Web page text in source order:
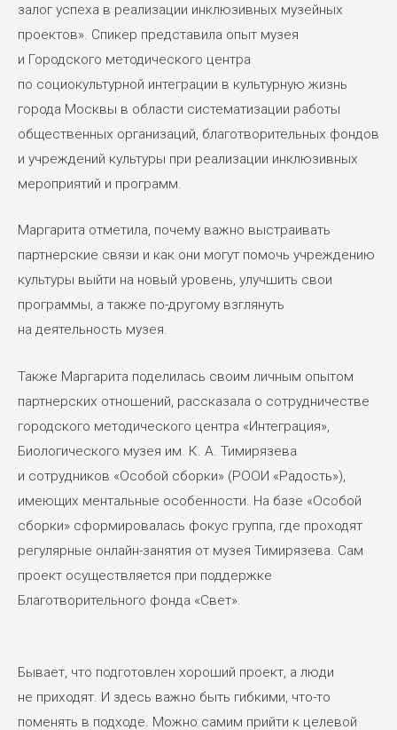
залог успеха в реализации инклюзивных музейных
проектов». Спикер представила опыт музея
и Городского методического центра
по социокультурной интеграции в культурную жизнь
города Москвы в области систематизации работы
общественных организаций, благотворительных фондов
и учреждений культуры при реализации инклюзивных
мероприятий и программ.
Маргарита отметила, почему важно выстраивать
партнерские связи и как они могут помочь учреждению
культуры выйти на новый уровень, улучшить свои
программы, а также по-другому взглянуть
на деятельность музея.
Также Маргарита поделилась своим личным опытом
партнерских отношений, рассказала о сотрудничестве
городского методического центра «Интеграция»,
Биологического музея им. К. А. Тимирязева
и сотрудников «Особой сборки» (РООИ «Радость»),
имеющих ментальные особенности. На базе «Особой
сборки» сформировалась фокус группа, где проходят
регулярные онлайн-занятия от музея Тимирязева. Сам
проект осуществляется при поддержке
Благотворительного фонда «Свет».
Бывает, что подготовлен хороший проект, а люди
не приходят. И здесь важно быть гибкими, что-то
поменять в подходе. Можно самим прийти к целевой